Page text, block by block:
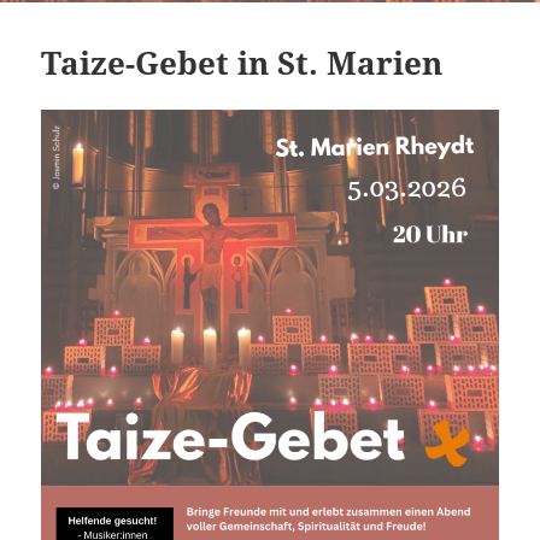
Taize-Gebet in St. Marien